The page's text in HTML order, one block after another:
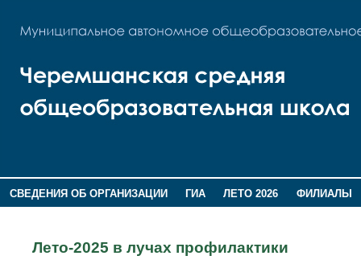
СВЕДЕНИЯ ОБ ОРГАНИЗАЦИИ ГИА ЛЕТО 2026
ФИЛИАЛЫ
Лето-2025 в лучах профилактики